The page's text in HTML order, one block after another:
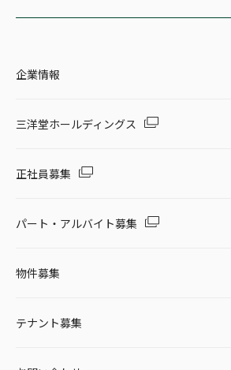
企業情報
三洋堂ホールディングス
正社員募集
パート・アルバイト募集
物件募集
テナント募集